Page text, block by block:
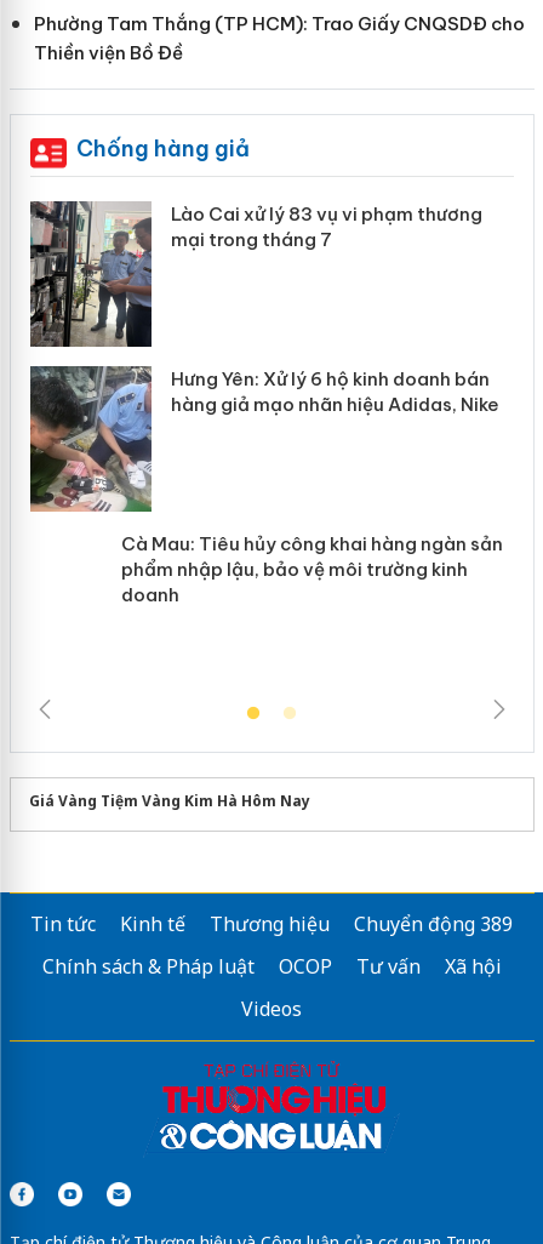
Phường Tam Thắng (TP HCM): Trao Giấy CNQSDĐ cho
Thiền viện Bồ Đề
Chống hàng giả
Lào Cai xử lý 83 vụ vi phạm thương
mại trong tháng 7
Hưng Yên: Xử lý 6 hộ kinh doanh bán
hàng giả mạo nhãn hiệu Adidas, Nike
Cà Mau: Tiêu hủy công khai hàng
ngàn sản phẩm nhập lậu, bảo vệ môi
trường kinh doanh
Giá Vàng Tiệm Vàng Kim Hà Hôm Nay
Tin tức Kinh tế Thương hiệu
Chuyển động 389
Chính sách & Pháp luật
OCOP Tư vấn
Xã hội
Videos